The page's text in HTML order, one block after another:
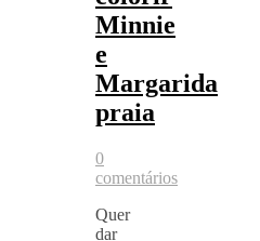
Minnie
e
Margarida
praia
0
comentários
Quer
dar